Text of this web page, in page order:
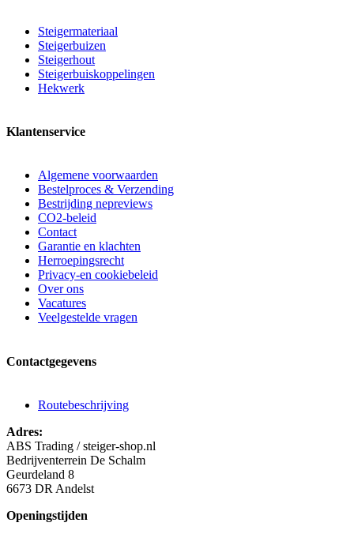
Steigermateriaal
Steigerbuizen
Steigerhout
Steigerbuiskoppelingen
Hekwerk
Klantenservice
Algemene voorwaarden
Bestelproces & Verzending
Bestrijding nepreviews
CO2-beleid
Contact
Garantie en klachten
Herroepingsrecht
Privacy-en cookiebeleid
Over ons
Vacatures
Veelgestelde vragen
Contactgegevens
Routebeschrijving
Adres:
ABS Trading / steiger-shop.nl
Bedrijventerrein De Schalm
Geurdeland 8
6673 DR Andelst
Openingstijden